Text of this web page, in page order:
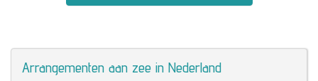
Arrangementen aan zee in Nederland